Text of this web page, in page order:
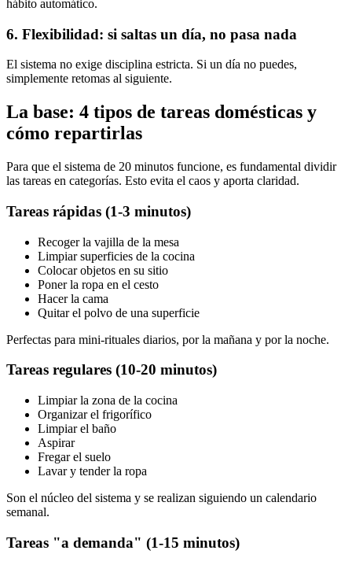
hábito automático.
6. Flexibilidad: si saltas un día, no pasa nada
El sistema no exige disciplina estricta. Si un día no puedes,
simplemente retomas al siguiente.
La base: 4 tipos de tareas domésticas y
cómo repartirlas
Para que el sistema de 20 minutos funcione, es fundamental dividir
las tareas en categorías. Esto evita el caos y aporta claridad.
Tareas rápidas (1-3 minutos)
Recoger la vajilla de la mesa
Limpiar superficies de la cocina
Colocar objetos en su sitio
Poner la ropa en el cesto
Hacer la cama
Quitar el polvo de una superficie
Perfectas para mini-rituales diarios, por la mañana y por la noche.
Tareas regulares (10-20 minutos)
Limpiar la zona de la cocina
Organizar el frigorífico
Limpiar el baño
Aspirar
Fregar el suelo
Lavar y tender la ropa
Son el núcleo del sistema y se realizan siguiendo un calendario
semanal.
Tareas "a demanda" (1-15 minutos)